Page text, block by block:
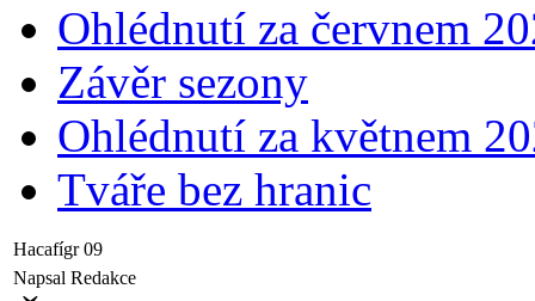
Ohlédnutí za červnem
Závěr sezony
Ohlédnutí za květnem
Tváře bez hranic
Hacafígr 09
Napsal Redakce